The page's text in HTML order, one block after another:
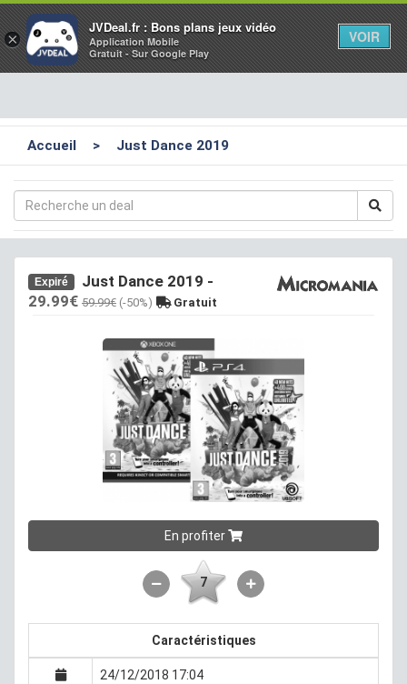
×
JVDeal.fr : Bons plans jeux vidéo
Application Mobile
Gratuit - Sur Google Play
VOIR
Accueil > Just Dance 2019
Expiré Just Dance 2019 -
29.99€ 59.99€ (-50%) Gratuit
En profiter
7
Caractéristiques
24/12/2018 17:04